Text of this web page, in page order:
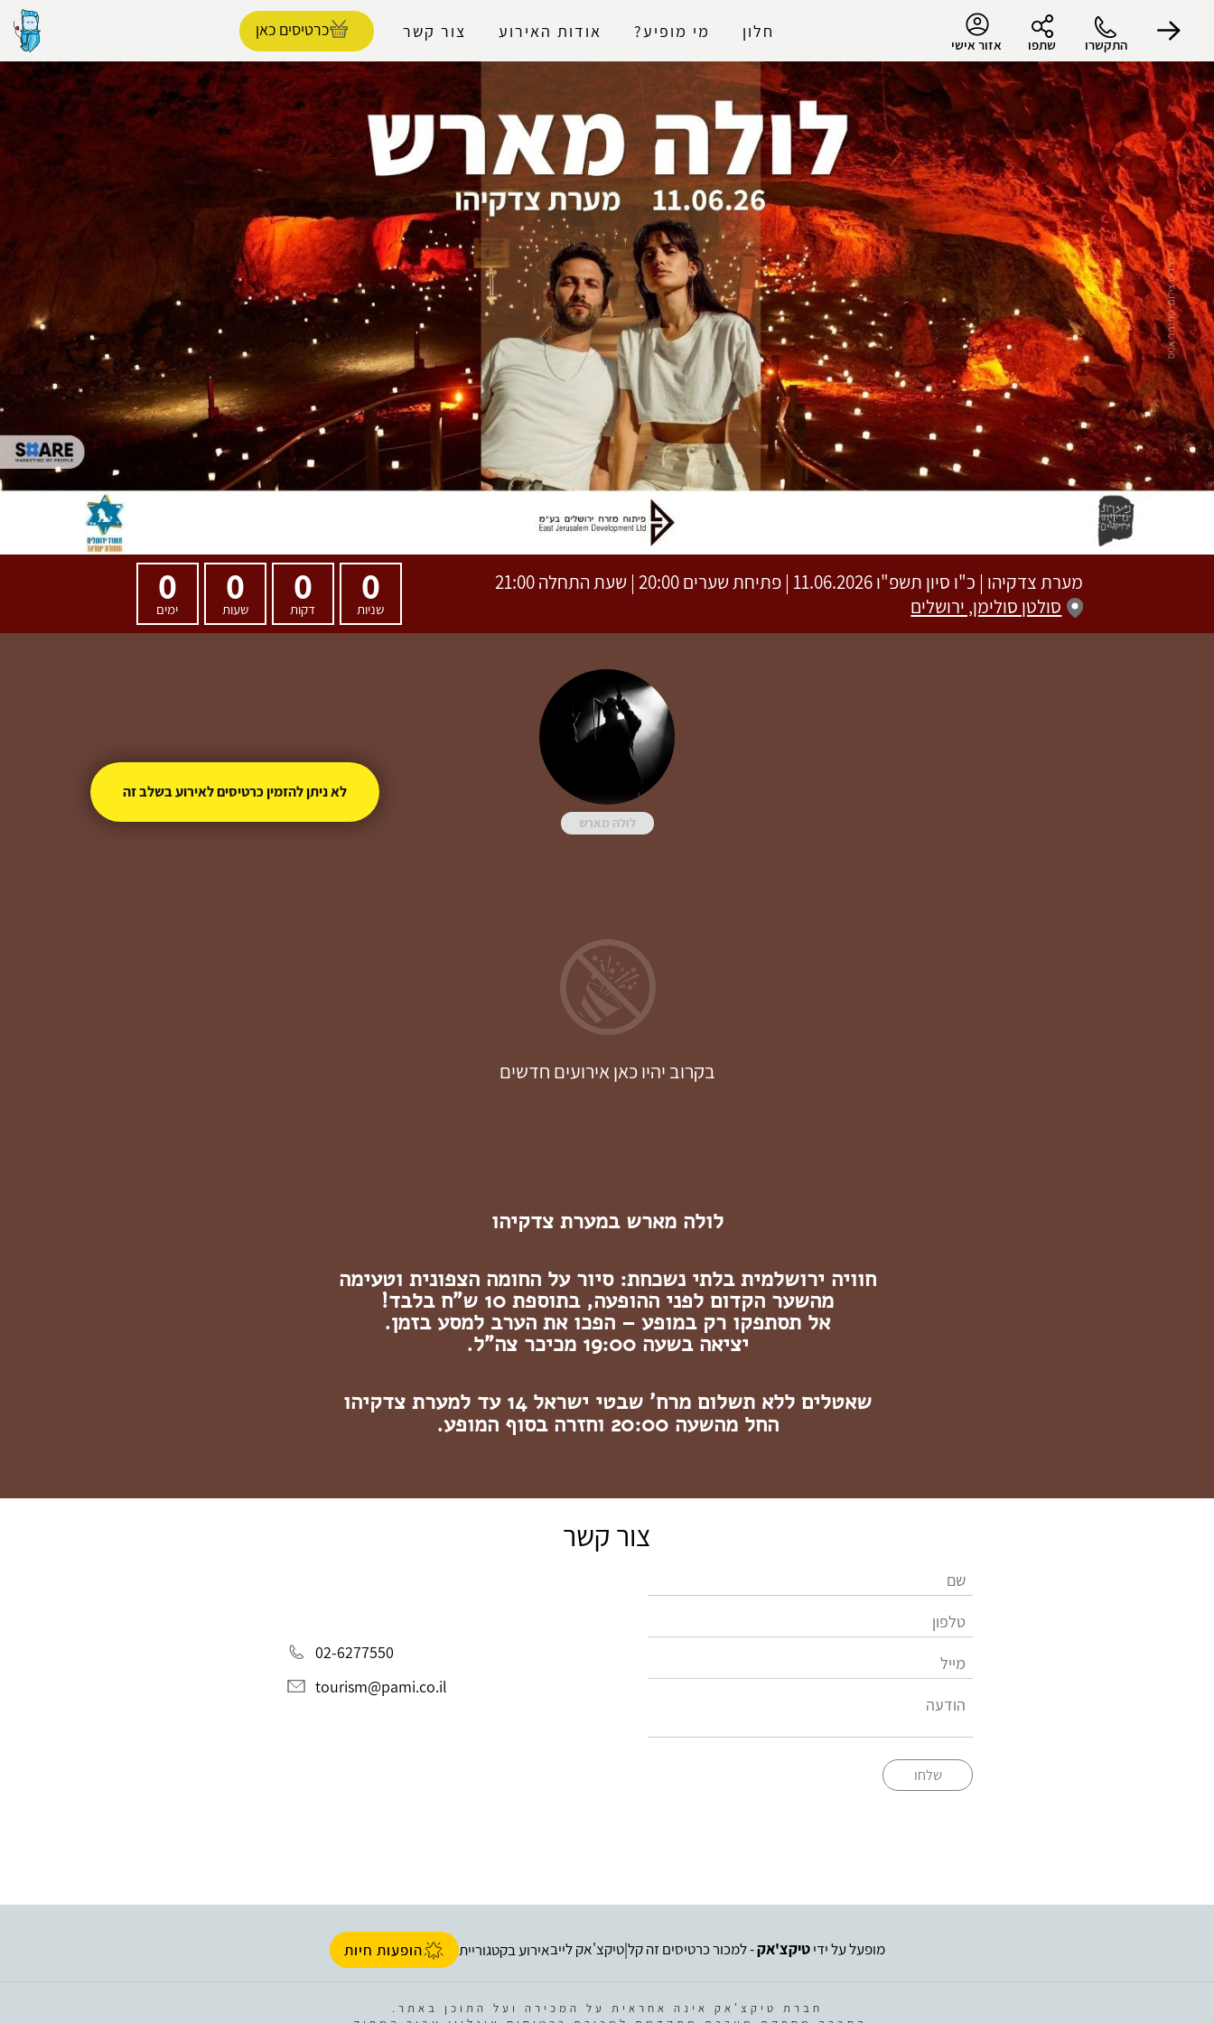
התקשרו שתפו אזור אישי
חלון מי מופיע? אודות האירוע צור קשר כרטיסים כאן
הפרופיל שלי
התנתק
מערת צדקיהו | כ"ו סיון תשפ"ו11.06.2026 | פתיחת שערים 20:00 | שעת התחלה 21:00
סולטן סולימן, ירושלים
0
שניות
0
דקות
0
שעות
0
ימים
לולה מארש
בקרוב יהיו כאן אירועים חדשים
לולה מארש במערת צדקיהו
חוויה ירושלמית בלתי נשכחת: סיור על החומה הצפונית וטעימה
מהשער הקדום לפני ההופעה, בתוספת 10 ש"ח בלבד!
אל תסתפקו רק במופע – הפכו את הערב למסע בזמן.
יציאה בשעה 19:00 מכיכר צה"ל.
שאטלים ללא תשלום מרח' שבטי ישראל 14 עד למערת צדקיהו
החל מהשעה 20:00 וחזרה בסוף המופע.
צור קשר
שלחו
02-6277550
tourism@pami.co.il
מופעל על ידיטיקצ'אק- למכור כרטיסים זה קל|טיקצ'אק לייבאירוע בקטגוריית הופעות חיות
חברת טיקצ'אק אינה אחראית על המכירה ועל התוכן באתר.
לא ניתן להזמין כרטיסים לאירוע בשלב זה